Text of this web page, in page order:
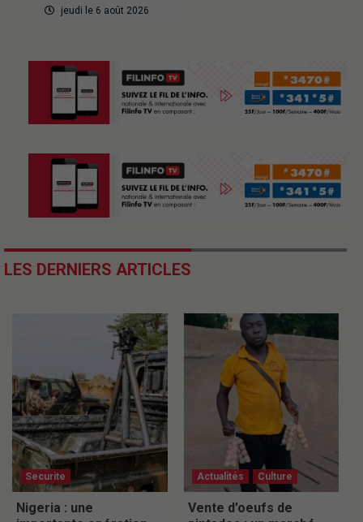
jeudi le 6 août 2026
LES DERNIERS ARTICLES
Securite
Nigeria : une
Actualités Culture
Vente d’oeufs de